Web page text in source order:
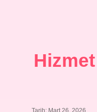
Tarih: Mart 26, 2026